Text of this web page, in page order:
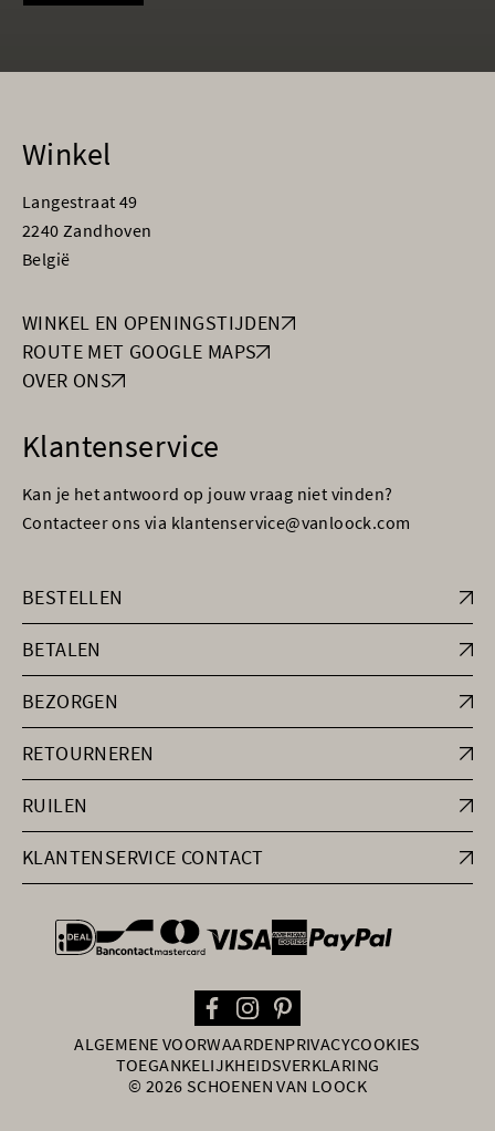
Winkel
Langestraat 49
2240 Zandhoven
België
WINKEL EN OPENINGSTIJDEN
ROUTE MET GOOGLE MAPS
OVER ONS
Klantenservice
Kan je het antwoord op jouw vraag niet vinden?
Contacteer ons via klantenservice@vanloock.com
BESTELLEN
BETALEN
BEZORGEN
RETOURNEREN
RUILEN
KLANTENSERVICE CONTACT
general.paymentOptions
ALGEMENE VOORWAARDENPRIVACYCOOKIES
TOEGANKELIJKHEIDSVERKLARING
© 2026 SCHOENEN VAN LOOCK